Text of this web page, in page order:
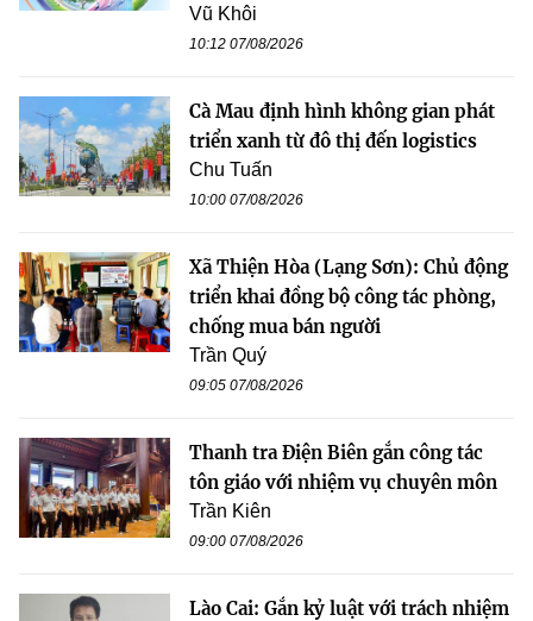
Vũ Khôi
10:12 07/08/2026
Cà Mau định hình không gian phát
triển xanh từ đô thị đến logistics
Chu Tuấn
10:00 07/08/2026
Xã Thiện Hòa (Lạng Sơn): Chủ động
triển khai đồng bộ công tác phòng,
chống mua bán người
Trần Quý
09:05 07/08/2026
Thanh tra Điện Biên gắn công tác
tôn giáo với nhiệm vụ chuyên môn
Trần Kiên
09:00 07/08/2026
Lào Cai: Gắn kỷ luật với trách nhiệm